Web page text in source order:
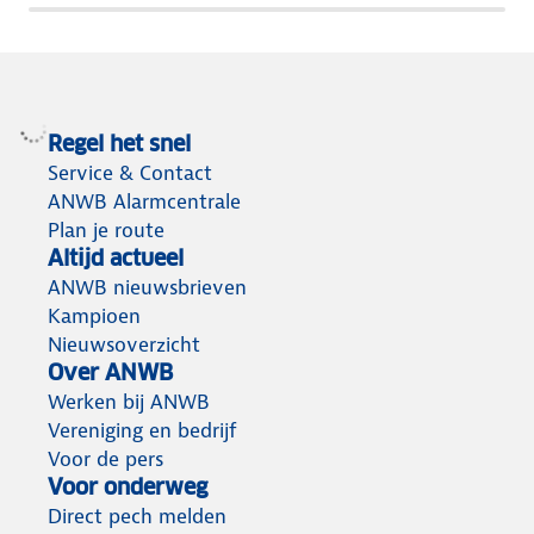
Regel het snel
Service & Contact
ANWB Alarmcentrale
Plan je route
Altijd actueel
ANWB nieuwsbrieven
Kampioen
Nieuwsoverzicht
Over ANWB
Werken bij ANWB
Vereniging en bedrijf
Voor de pers
Voor onderweg
Direct pech melden